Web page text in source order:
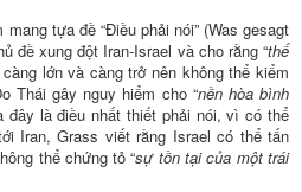
tựa đề “Ðiều phải nói” (Was gesagt
đề xung đột Iran-Israel và cho rằng “thế
lớn và càng trở nên không thể kiểm
Thái gây nguy hiểm cho “nền hòa bình
đây là điều nhất thiết phải nói, vì có thể
Iran, Grass viết rằng Israel có thể tấn
thể chứng tỏ “sự tồn tại của một trái